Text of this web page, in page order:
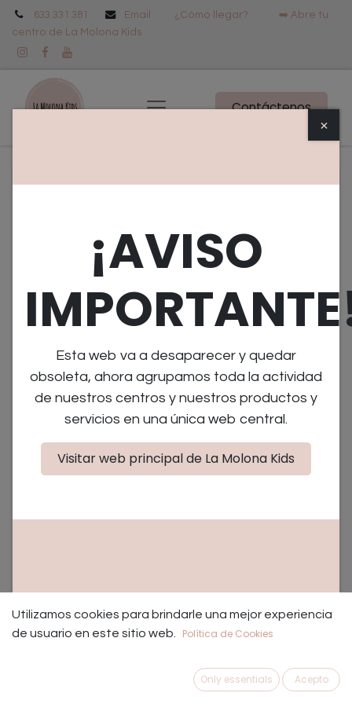
633 331 381 Email ¿Cómo llegar? ➡️Abre tu
centro de La Molona Kids
Contáctenos
En Villaflor nos encanta cocinar: he aquí doce recetas
disfrutar de las frutas y verduras de temporada. Un libro
que abrirá tu apetito y el de tus peques, mientras
×
¡AVISO
Esta web va a desaparecer y quedar
obsoleta, ahora agrupamos toda la actividad
de nuestros centros y nuestros productos y
servicios en una única web central.
Visitar web principal de La Molona Kids
Utilizamos cookies para brindarle una mejor experiencia
de usuario en este sitio web.
Política de Cookies
Only essentials Acepto